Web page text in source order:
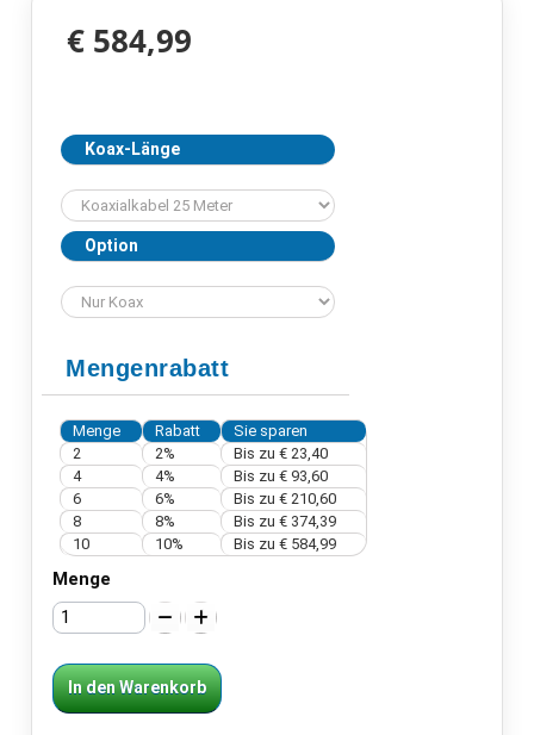
€ 584,99
Koax-Länge
Option
Mengenrabatt
Menge Rabatt
Sie sparen
2
2%
Bis zu € 23,40
4
4%
Bis zu € 93,60
6
6%
Bis zu € 210,60
8
8%
Bis zu € 374,39
10
10% Bis zu € 584,99
Menge
In den Warenkorb